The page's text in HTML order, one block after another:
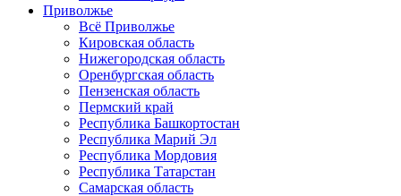
Приволжье
Всё Приволжье
Кировская область
Нижегородская область
Оренбургская область
Пензенская область
Пермский край
Республика Башкортостан
Республика Марий Эл
Республика Мордовия
Республика Татарстан
Самарская область